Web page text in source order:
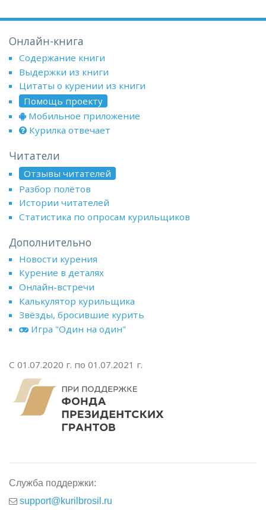
Онлайн-книга
Содержание книги
Выдержки из книги
Цитаты о курении из книги
Помощь проекту
Мобильное приложение
Курилка отвечает
Читатели
Отзывы читателей
Разбор полётов
Истории читателей
Статистика по опросам курильщиков
Дополнительно
Новости курения
Курение в деталях
Онлайн-встречи
Калькулятор курильщика
Звёзды, бросившие курить
Игра "Один на один"
С 01.07.2020 г. по 01.07.2021 г.
Служба поддержки:
support@kurilbrosil.ru